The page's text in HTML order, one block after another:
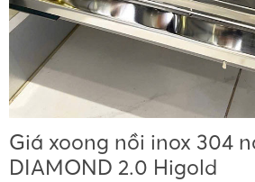
Giá xoong nồi inox 304
DIAMOND 2.0 Higold